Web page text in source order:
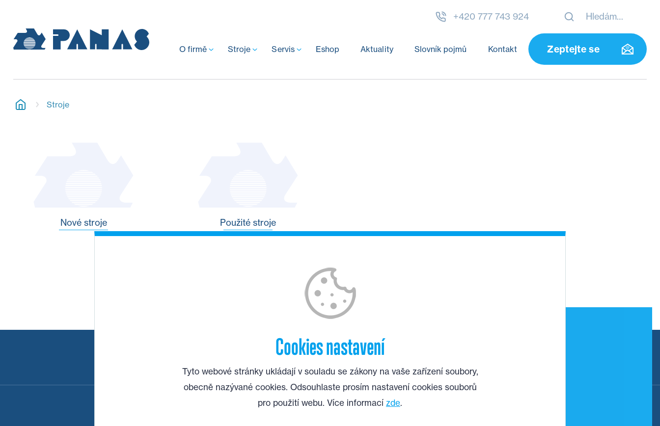
+420 777 743 924
O firmě Stroje Servis Eshop Aktuality Slovník pojmů Kontakt Zeptejte se
Stroje
Nové stroje Použité stroje
PANAS, SPOL. S R.O.
Cookies nastavení
Tyto webové stránky ukládají v souladu se zákony na vaše zařízení soubory,
obecně nazývané cookies. Odsouhlaste prosím nastavení cookies souborů
pro použití webu. Více informací zde.